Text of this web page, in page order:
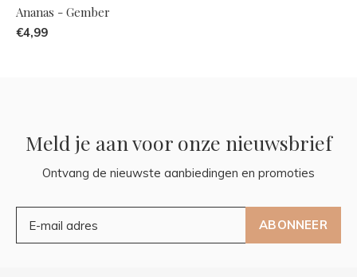
Ananas - Gember
€4,99
Meld je aan voor onze nieuwsbrief
Ontvang de nieuwste aanbiedingen en promoties
ABONNEER